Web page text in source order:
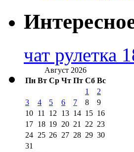
чат рулетка
Август 2026
Пн Вт Ср Чт Пт Сб Вс
1
2
3
4 5 6 7 8
9
10 11 12 13 14 15 16
17 18 19 20 21 22 23
24 25 26 27 28 29 30
31